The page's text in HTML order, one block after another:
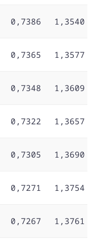
0,7386 1,3540
0,7365 1,3577
0,7348 1,3609
0,7322 1,3657
0,7305 1,3690
0,7271 1,3754
0,7267 1,3761